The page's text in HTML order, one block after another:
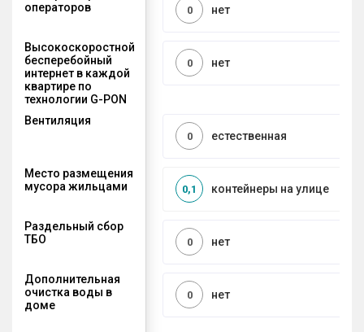
операторов
нет
0
Высокоскоростной
бесперебойный
интернет в каждой
квартире по
технологии G-PON
нет
0
Вентиляция
естественная
0
Место размещения
мусора жильцами
контейнеры на улице
0,1
Раздельный сбор
ТБО
нет
0
Дополнительная
очистка воды в
доме
нет
0